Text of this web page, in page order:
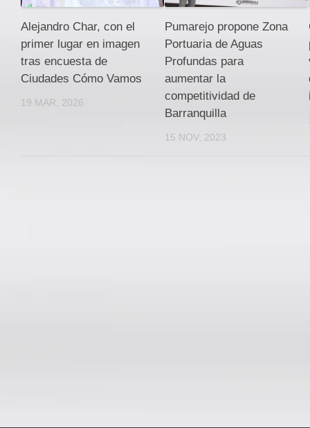
Alejandro Char, con el
primer lugar en imagen
tras encuesta de
Ciudades Cómo Vamos
19 MAR, 2026
Pumarejo propone Zona
Portuaria de Aguas
Profundas para
aumentar la
competitividad de
Barranquilla
15 NOV, 2023